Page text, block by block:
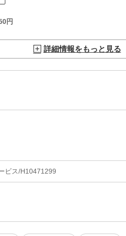
円
詳細情報をもっと見る
ビス/H10471299